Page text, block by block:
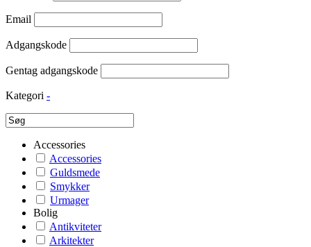
Email
Adgangskode
Gentag adgangskode
Kategori -
Accessories
Accessories
Guldsmede
Smykker
Urmager
Bolig
Antikviteter
Arkitekter